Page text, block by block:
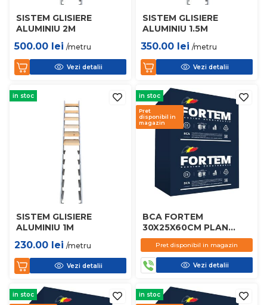
SISTEM GLISIERE
ALUMINIU 2M
500.00 lei /metru
Vezi detalii
SISTEM GLISIERE
ALUMINIU 1.5M
350.00 lei /metru
Vezi detalii
in stoc
SISTEM GLISIERE
ALUMINIU 1M
230.00 lei /metru
Vezi detalii
in stoc
Pret
disponibil in
magazin
BCA FORTEM
30X25X60CM PLAN
D450
Pret disponibil in magazin
Vezi detalii
in stoc in stoc